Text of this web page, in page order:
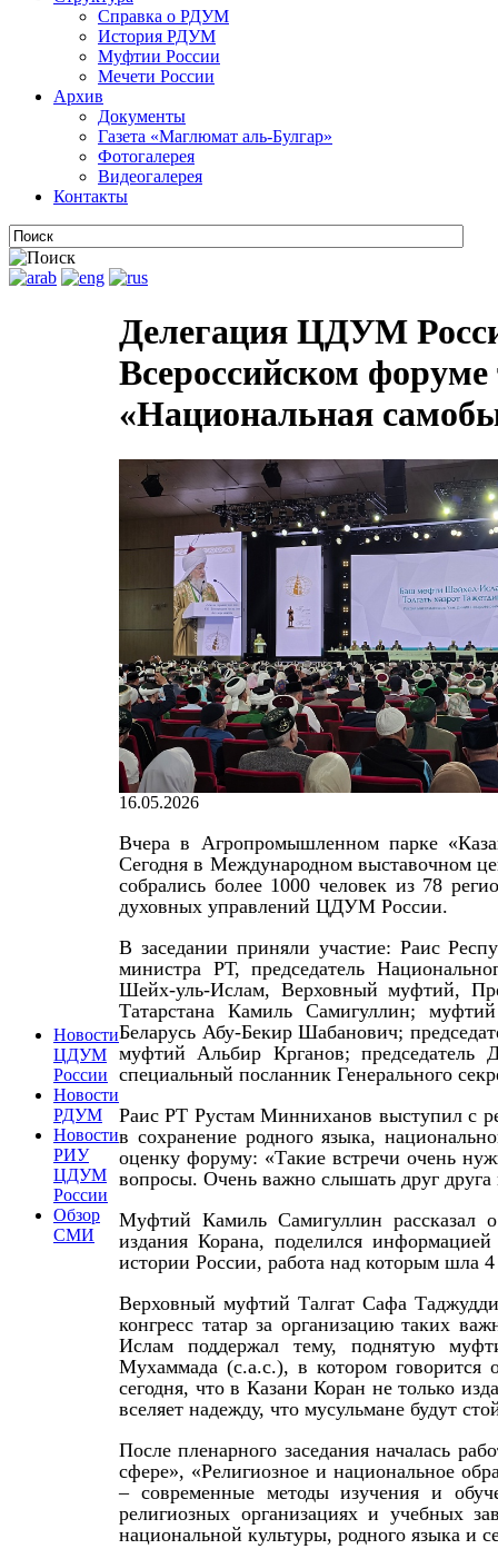
Справка о РДУМ
История РДУМ
Муфтии России
Мечети России
Архив
Документы
Газета «Маглюмат аль-Булгар»
Фотогалерея
Видеогалерея
Контакты
Новости
ЦДУМ
России
Новости
РДУМ
Новости
РИУ
ЦДУМ
России
Обзор
СМИ
Делегация ЦДУМ
Всероссийском форуме
«Национальная
16.05.2026
Вчера в Агропромышленном парке
Сегодня в Международном выставочном
собрались более 1000 человек из 78
духовных управлений ЦДУМ России.
В заседании приняли участие: Раис
министра РТ, председатель
Шейх-уль-Ислам, Верховный муфтий,
Татарстана Камиль Самигуллин;
Беларусь Абу-Бекир Шабанович;
муфтий Альбир Крганов;
специальный посланник Генерального
Раис РТ Рустам Минниханов выступил с
в сохранение родного языка,
оценку форуму: «Такие встречи очень
вопросы. Очень важно слышать друг друга
Муфтий Камиль Самигуллин рассказал
издания Корана, поделился
истории России, работа над которым шла 4
Верховный муфтий Талгат Сафа
конгресс татар за организацию таких
Ислам поддержал тему, поднятую
Мухаммада (с.а.с.), в котором
сегодня, что в Казани Коран не только
вселяет надежду, что мусульмане будут
После пленарного заседания началась
сфере», «Религиозное и национальное
– современные методы изучения и
религиозных организациях и учебных
национальной культуры, родного языка и